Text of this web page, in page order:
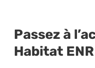
Passez à
Habitat ENR